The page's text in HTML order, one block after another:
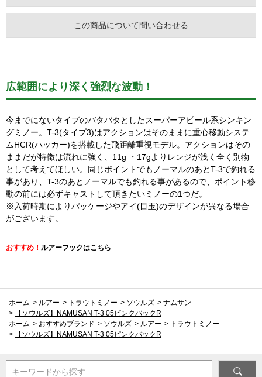
この商品について問い合わせる
広範囲により深く強烈な波動！
今までにないタイプのバタバタとしたスーパーアピール系シンキン
グミノー。T-3(タイプ3)はアクションはそのままに重心移動システ
ムHCR(ハッカー)を搭載した飛距離重視モデル。アクションはその
ままだが特徴は流れに強く、11g ・17gよりレンジが浅く全く別物
として考えてほしい。同じポイントでもノーマルのあとT-3で釣れる
事があり、T-3のあとノーマルでも釣れる事があるので、ポイント移
動の前には必ずキャストして頂きたいミノーの1つだ。
※入荷時期によりパッケージやアイ(目玉)のデザインが異なる場合
がございます。
おすすめ！ ルアーフックはこちら
ホーム > ルアー > トラウトミノー > ソウルズ > ナムサン
>
【ソウルズ】NAMUSAN T-3 05ピンクバックR
ホーム > おすすめブランド > ソウルズ > ルアー > トラウトミノー
>
【ソウルズ】NAMUSAN T-3 05ピンクバックR
キーワードから探す